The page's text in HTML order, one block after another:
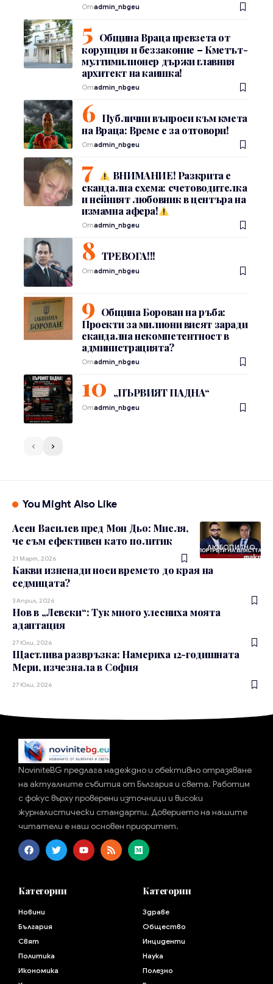
Отadmin_nbgeu
Община Враца превзета от
корупция и беззаконие – Кметът-
мултимилионер държи главния
архитект на каишка!
Отadmin_nbgeu
Публични въпроси към кмета
на Враца: Време е за отговори!
Отadmin_nbgeu
ВНИМАНИЕ! Разкрита е
скандална схема: счетоводителка
и нейният любовник в центъра на
измамна афера!
Отadmin_nbgeu
ТРЕВОГА!!!
Отadmin_nbgeu
Община Борован на ръба:
Проекти за милиони висят заради
скандална некомпетентност в
администрацията?
Отadmin_nbgeu
„ПЪРВИЯТ ПАДНА“
Отadmin_nbgeu
You Might Also Like
ЛЮБОПИТНО
Асен Василев пред Мон Дьо: Мисля,
че съм ефективен като политик
21 Март, 2026
Какви изненади носи времето до края на
седмицата?
3 Април, 2026
Нов в „Левски“: Тук много улесниха моята
адаптация
27 Юли, 2026
Щастлива развръзка: Намериха 12-годишната
Мери, изчезнала в София
27 Юли, 2026
NoviniteBG предлага надеждно и обективно отразяване
на актуалните събития от България и света. Работим
с фокус върху проверени източници и високи
журналистически стандарти. Доверието на нашите
читатели е наш основен приоритет.
Категории
Новини
България
Свят
Политика
Икономика
Категории
Здраве
Общество
Инциденти
Наука
Полезно